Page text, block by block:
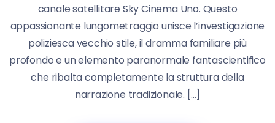
canale satellitare Sky Cinema Uno. Questo
appassionante lungometraggio unisce l’investigazione
poliziesca vecchio stile, il dramma familiare più
profondo e un elemento paranormale fantascientifico
che ribalta completamente la struttura della
narrazione tradizionale. […]